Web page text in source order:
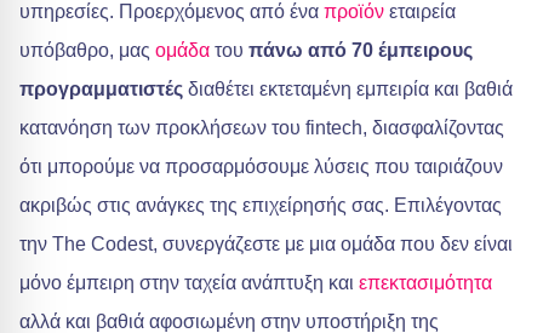
υπηρεσίες. Προερχόμενος από ένα προϊόν εταιρεία
υπόβαθρο, μας ομάδα του πάνω από 70 έμπειρους
προγραμματιστές διαθέτει εκτεταμένη εμπειρία και βαθιά
κατανόηση των προκλήσεων του fintech, διασφαλίζοντας
ότι μπορούμε να προσαρμόσουμε λύσεις που ταιριάζουν
ακριβώς στις ανάγκες της επιχείρησής σας. Επιλέγοντας
την The Codest, συνεργάζεστε με μια ομάδα που δεν είναι
μόνο έμπειρη στην ταχεία ανάπτυξη και επεκτασιμότητα
αλλά και βαθιά αφοσιωμένη στην υποστήριξη της